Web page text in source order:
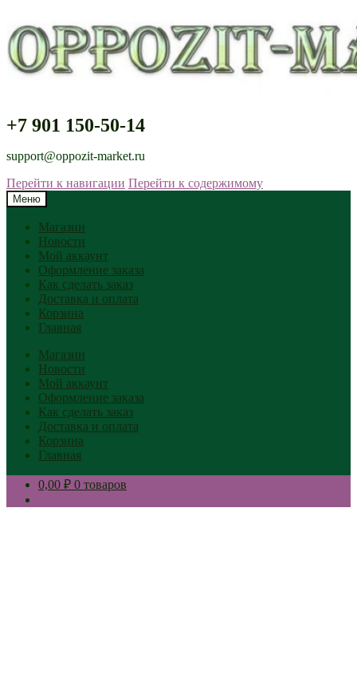
+7 901 150-50-14
support@oppozit-market.ru
Перейти к навигации Перейти к содержимому
Меню
Магазин
Новости
Мой аккаунт
Оформление заказа
Как сделать заказ
Доставка и оплата
Корзина
Главная
Магазин
Новости
Мой аккаунт
Оформление заказа
Как сделать заказ
Доставка и оплата
Корзина
Главная
0,00 ₽ 0 товаров